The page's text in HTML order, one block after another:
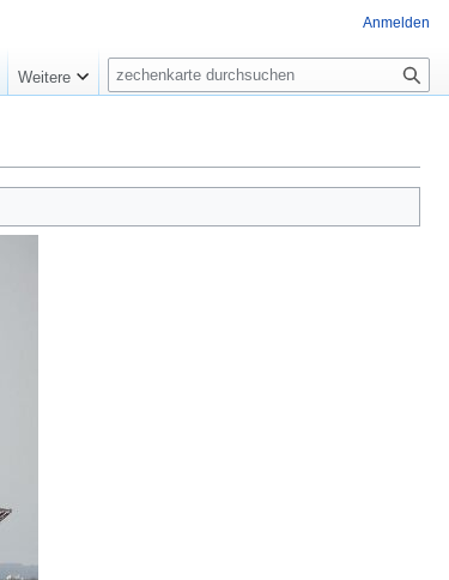
Anmelden
Weitere
Suche